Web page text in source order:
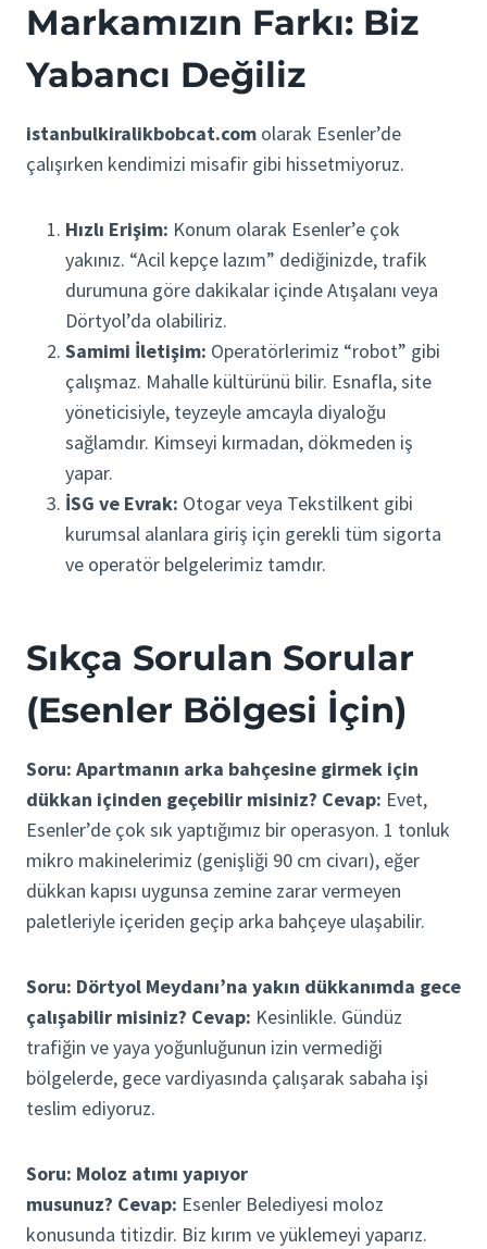
Markamızın Farkı: Biz
Yabancı Değiliz
istanbulkiralikbobcat.com olarak Esenler’de
çalışırken kendimizi misafir gibi hissetmiyoruz.
Hızlı Erişim: Konum olarak Esenler’e çok
yakınız. “Acil kepçe lazım” dediğinizde, trafik
durumuna göre dakikalar içinde Atışalanı veya
Dörtyol’da olabiliriz.
Samimi İletişim: Operatörlerimiz “robot” gibi
çalışmaz. Mahalle kültürünü bilir. Esnafla, site
yöneticisiyle, teyzeyle amcayla diyaloğu
sağlamdır. Kimseyi kırmadan, dökmeden iş
yapar.
İSG ve Evrak: Otogar veya Tekstilkent gibi
kurumsal alanlara giriş için gerekli tüm sigorta
ve operatör belgelerimiz tamdır.
Sıkça Sorulan Sorular
(Esenler Bölgesi İçin)
Soru: Apartmanın arka bahçesine girmek için
dükkan içinden geçebilir misiniz? Cevap: Evet,
Esenler’de çok sık yaptığımız bir operasyon. 1 tonluk
mikro makinelerimiz (genişliği 90 cm civarı), eğer
dükkan kapısı uygunsa zemine zarar vermeyen
paletleriyle içeriden geçip arka bahçeye ulaşabilir.
Soru: Dörtyol Meydanı’na yakın dükkanımda gece
çalışabilir misiniz? Cevap: Kesinlikle. Gündüz
trafiğin ve yaya yoğunluğunun izin vermediği
bölgelerde, gece vardiyasında çalışarak sabaha işi
teslim ediyoruz.
Soru: Moloz atımı yapıyor
musunuz? Cevap: Esenler Belediyesi moloz
konusunda titizdir. Biz kırım ve yüklemeyi yaparız.